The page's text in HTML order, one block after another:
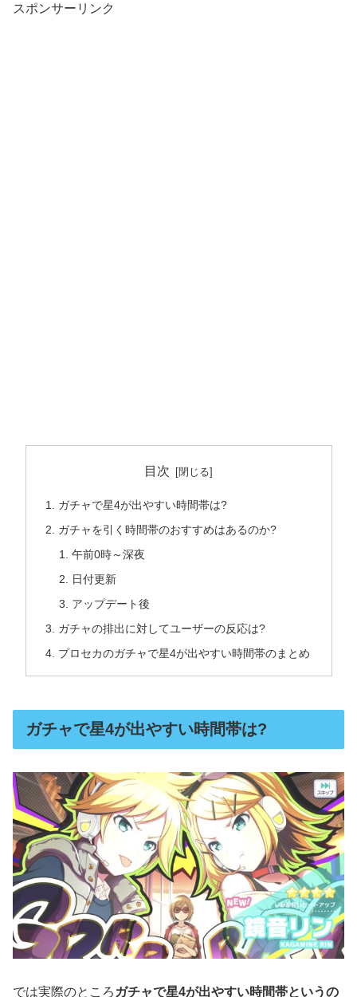
スポンサーリンク
目次
ガチャで星4が出やすい時間帯は?
ガチャを引く時間帯のおすすめはあるのか?
午前0時～深夜
日付更新
アップデート後
ガチャの排出に対してユーザーの反応は?
プロセカのガチャで星4が出やすい時間帯のまとめ
ガチャで星4が出やすい時間帯は?
では実際のところ ガチャで星4が出やすい時間帯というの